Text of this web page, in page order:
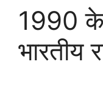
1990
भारतीय